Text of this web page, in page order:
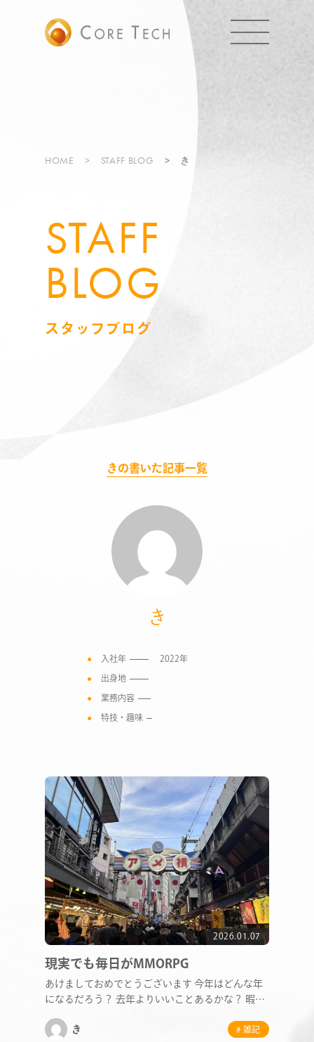
COMPANY
SERVICE
STAFF BLOG
HOME STAFF BLOG き
STAFF
BLOG
スタッフブログ
きの書いた記事一覧
き
入社年 2022年
出身地
業務内容
特技・趣味
2026.01.07
現実でも毎日がMMORPG
あけましておめでとうございます 今年はどんな年
になるだろう？ 去年よりいいことあるかな？ 暇だ
き
# 雑記